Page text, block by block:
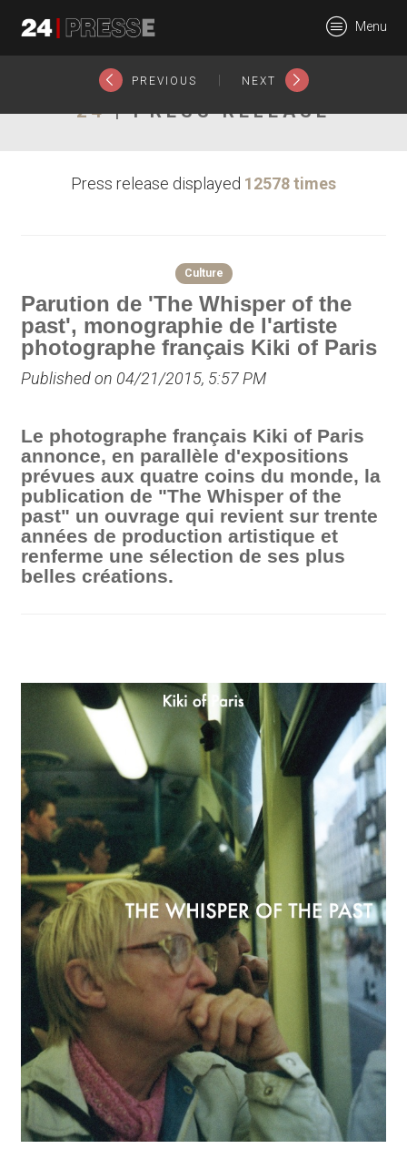
Menu
PREVIOUS NEXT
24| PRESS RELEASE
Press release displayed 12578 times
Culture
Parution de 'The Whisper of the
past', monographie de l'artiste
photographe français Kiki of Paris
Published on 04/21/2015, 5:57 PM
Le photographe français Kiki of Paris
annonce, en parallèle d'expositions
prévues aux quatre coins du monde, la
publication de "The Whisper of the
past" un ouvrage qui revient sur trente
années de production artistique et
renferme une sélection de ses plus
belles créations.